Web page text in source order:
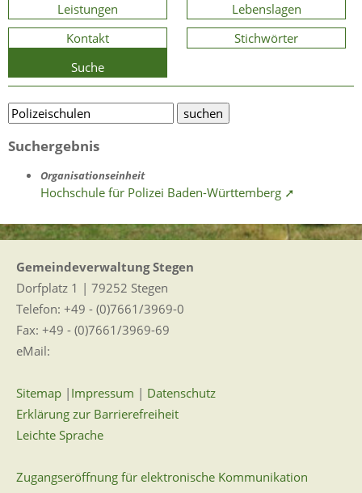
Leistungen
Lebenslagen
Kontakt
Stichwörter
Suche
Suchergebnis
Organisationseinheit
Hochschule für Polizei Baden-Württemberg ➚
Gemeindeverwaltung Stegen
Dorfplatz 1 | 79252 Stegen
Telefon: +49 - (0)7661/3969-0
Fax: +49 - (0)7661/3969-69
eMail:
Sitemap | Impressum | Datenschutz
Erklärung zur Barrierefreiheit
Leichte Sprache
Zugangseröffnung für elektronische Kommunikation